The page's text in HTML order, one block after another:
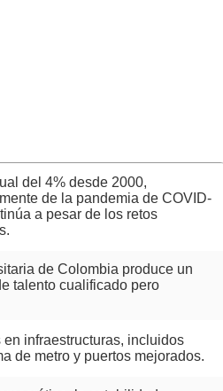
del 4% desde 2000,
de la pandemia de COVID-
a pesar de los retos
de Colombia produce un
talento cualificado pero
infraestructuras, incluidos
de metro y puertos mejorados.